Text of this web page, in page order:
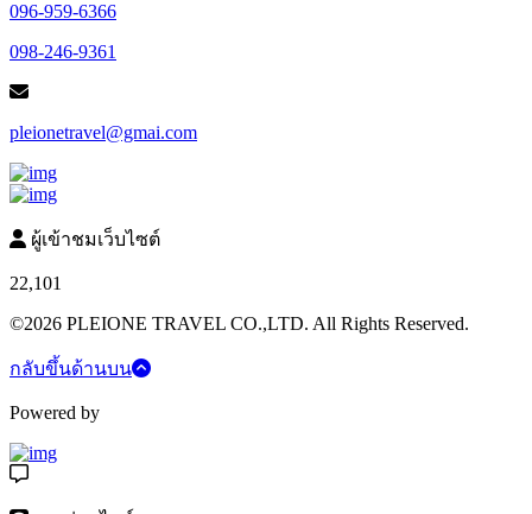
096-959-6366
098-246-9361
pleionetravel@gmai.com
ผู้เข้าชมเว็บไซต์
22,101
©2026 PLEIONE TRAVEL CO.,LTD. All Rights Reserved.
กลับขึ้นด้านบน
Powered by